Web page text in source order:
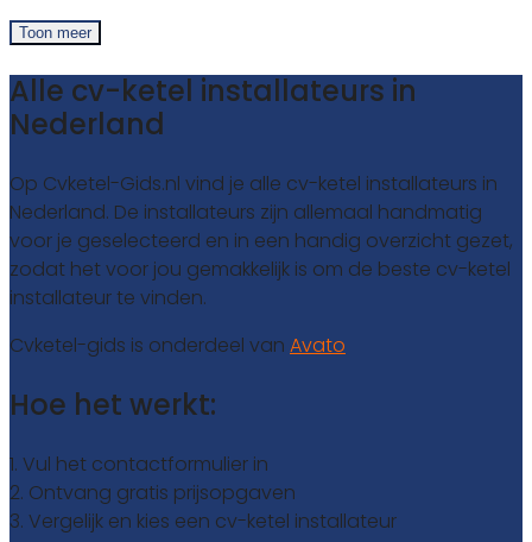
Toon meer
Alle cv-ketel installateurs in
Nederland
Op Cvketel-Gids.nl vind je alle cv-ketel installateurs in
Nederland. De installateurs zijn allemaal handmatig
voor je geselecteerd en in een handig overzicht gezet,
zodat het voor jou gemakkelijk is om de beste cv-ketel
installateur te vinden.
Cvketel-gids is onderdeel van Avato
Hoe het werkt:
1. Vul het contactformulier in
2. Ontvang gratis prijsopgaven
3. Vergelijk en kies een cv-ketel installateur